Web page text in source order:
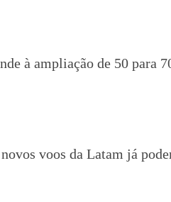
à ampliação de 50 para
novos voos da Latam já